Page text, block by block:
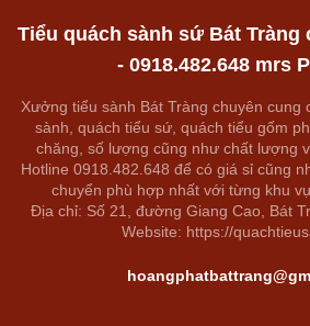
Tiểu quách sành sứ Bát Tràng
- 0918.482.648 mrs
Xưởng tiểu sành Bát Tràng chuyên cung
sành, quách tiểu sứ, quách tiểu gốm
chăng, số lượng cũng như chất lượng
Hotline 0918.482.648 để có giá sỉ cũng
chuyển phù hợp nhất với từng khu
Địa chỉ: Số 21, đường Giang Cao, Bát
Website: https://